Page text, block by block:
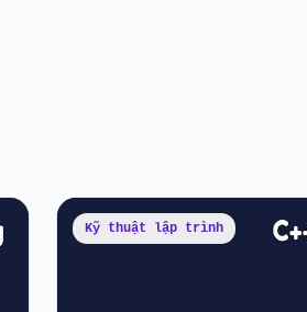
Kỹ thuật lập trình